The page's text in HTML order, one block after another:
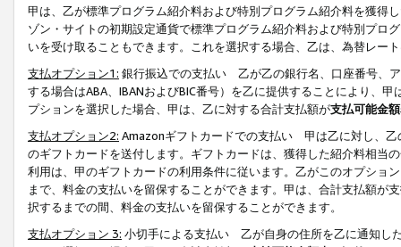
甲は、乙が標準プログラム紹介料および特別プログラム紹介料を獲得
ゾン・サイトの初期設定通貨で標準プログラム紹介料および特別プロ
いを受け取ることもできます。これを選択する場合、乙は、為替レー
支払オプション1: 銀行振込での支払い 乙が乙の銀行名、口座番号、
する場合はABA、IBANおよびBIC番号）を乙に提供することにより、
プションを選択した場合、甲は、乙に対する合計支払額が支払可能金
支払オプション2: Amazonギフトカードでの支払い 甲は乙に対し、乙
のギフトカードを送付します。ギフトカードは、獲得した紹介料相当
利用は、甲のギフトカードの利用条件に従います。乙がこのオプショ
まで、料金の支払いを留保することができます。甲は、合計支払額が
択するまでの間、料金の支払いを留保することができます。
支払オプション 3: 小切手による支払い 乙が自身の住所を乙に通知し